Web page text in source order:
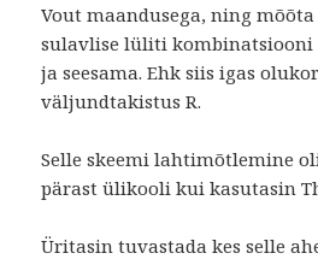
Vout maandusega, ning
sulavlise lüliti kombinatsiooni
ja seesama. Ehk siis igas
väljundtakistus R.
Selle skeemi lahtimõtlemine
pärast ülikooli kui kasutasin
Üritasin tuvastada kes selle